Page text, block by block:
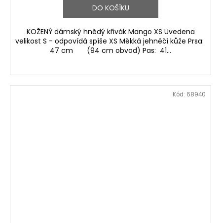
DO KOŠÍKU
KOŽENÝ dámský hnědý křivák Mango XS Uvedena
velikost S - odpovídá spíše XS Měkká jehněčí kůže Prsa:
47 cm (94 cm obvod) Pas: 41...
Kód: 68940